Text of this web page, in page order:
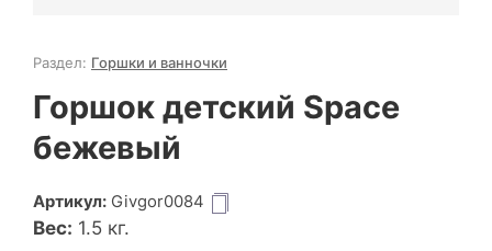
Раздел: Горшки и ванночки
Горшок детский Space
бежевый
Артикул: Givgor0084
Вес: 1.5 кг.